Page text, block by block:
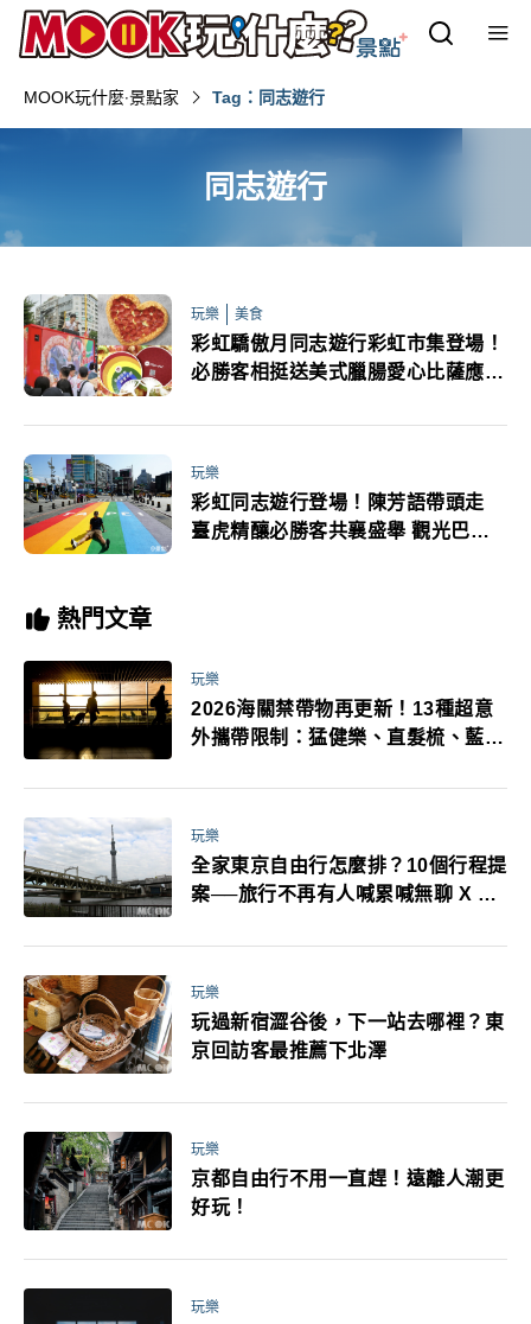
MOOK玩什麼‧景點家 Tag：同志遊行
同志遊行
玩樂 美食
彩虹驕傲月同志遊行彩虹市集登場！
必勝客相挺送美式臘腸愛心比薩應援
玩樂
彩虹同志遊行登場！陳芳語帶頭走
臺虎精釀必勝客共襄盛舉 觀光巴士
熱門文章
玩樂
2026海關禁帶物再更新！13種超意
外攜帶限制：猛健樂、直髮梳、藍牙
萬！注意事項一次看！
玩樂
全家東京自由行怎麼排？10個行程提
案──旅行不再有人喊累喊無聊 X 爸
玩樂
玩過新宿澀谷後，下一站去哪裡？東
京回訪客最推薦下北澤
玩樂
京都自由行不用一直趕！遠離人潮更
好玩！
玩樂